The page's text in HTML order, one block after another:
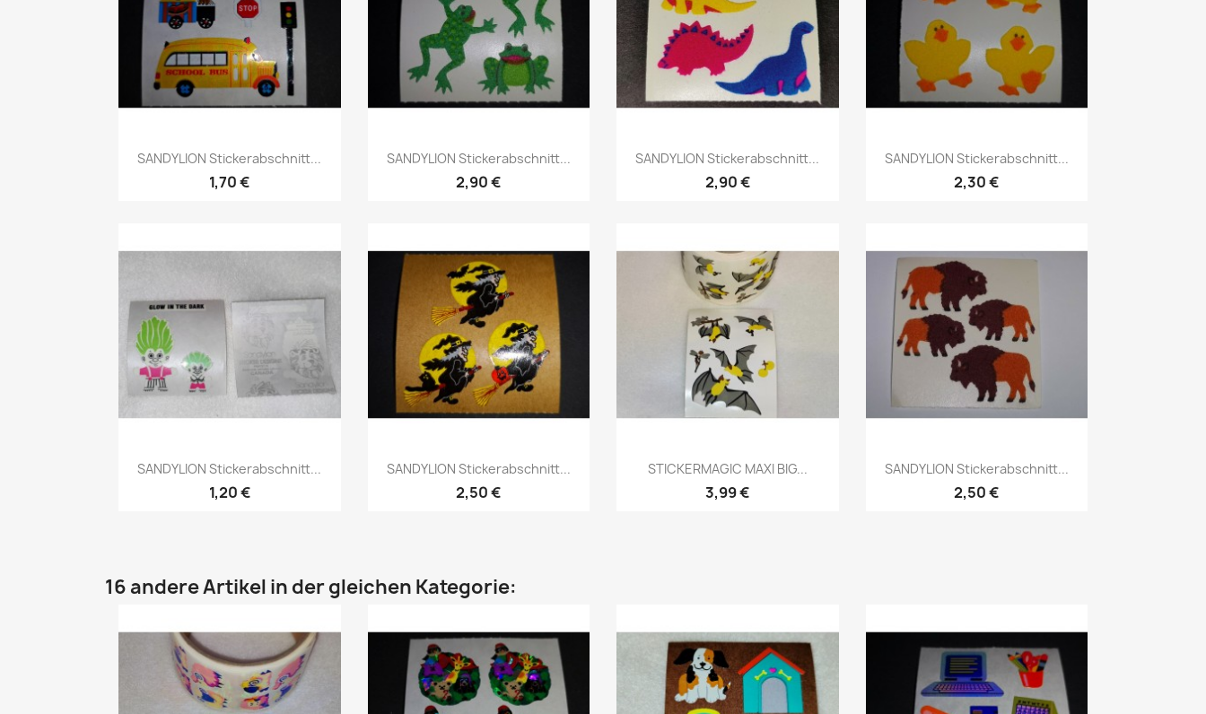
SANDYLION Stickerabschnitt...
1,70 €
SANDYLION Stickerabschnitt...
2,90 €
SANDYLION Stickerabschnitt...
2,90 €
SANDYLION Stickerabschnitt...
2,30 €
SANDYLION Stickerabschnitt...
1,20 €
SANDYLION Stickerabschnitt...
2,50 €
STICKERMAGIC MAXI BIG...
3,99 €
SANDYLION Stickerabschnitt...
2,50 €
16 andere Artikel in der gleichen Kategorie: